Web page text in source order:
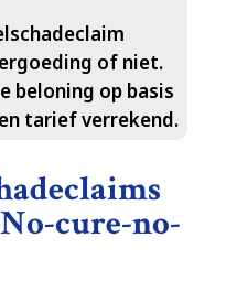
of niet.​
beloning op basis
tarief verrekend.​
cure-no-